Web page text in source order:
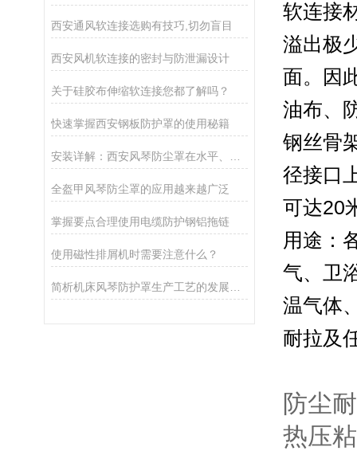
西安通风软连接选购有技巧,切勿盲目
西安风机软连接的密封与防泄漏设计
关于硅胶布伸缩软连接您都了解吗？
快速掌握西安钢板防护罩的使用秘籍
全盔甲风琴防尘罩的应用越来越广泛
掌握要点合理使用电缆防护钢铝拖链
使用磁性排屑机时需要注意什么？
软连接
溢出极
面。因
油布、
钢丝骨
径接口
可达20
用途：
气、卫
温气体
耐拉及
防尘
热压